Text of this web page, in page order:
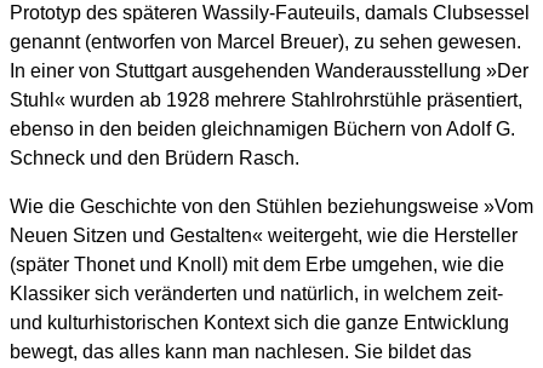
Prototyp des späteren Wassily-Fauteuils, damals Clubsessel
genannt (entworfen von Marcel Breuer), zu sehen gewesen.
In einer von Stuttgart ausgehenden Wanderausstellung »Der
Stuhl« wurden ab 1928 mehrere Stahlrohrstühle präsentiert,
ebenso in den beiden gleichnamigen Büchern von Adolf G.
Schneck und den Brüdern Rasch.
Wie die Geschichte von den Stühlen beziehungsweise »Vom
Neuen Sitzen und Gestalten« weitergeht, wie die Hersteller
(später Thonet und Knoll) mit dem Erbe umgehen, wie die
Klassiker sich veränderten und natürlich, in welchem zeit-
und kulturhistorischen Kontext sich die ganze Entwicklung
bewegt, das alles kann man nachlesen. Sie bildet das